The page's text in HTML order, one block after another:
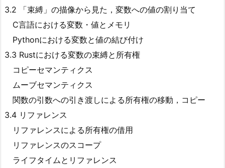
3.2 「束縛」の描像から見た，変数への値の割り当て
C言語における変数・値とメモリ
Pythonにおける変数と値の結び付け
3.3 Rustにおける変数の束縛と所有権
コピーセマンティクス
ムーブセマンティクス
関数の引数への引き渡しによる所有権の移動，コピー
3.4 リファレンス
リファレンスによる所有権の借用
リファレンスのスコープ
ライフタイムとリファレンス